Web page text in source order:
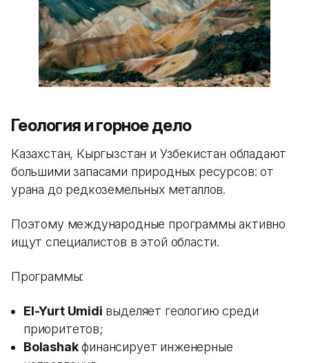
Геология и горное дело
Казахстан, Кыргызстан и Узбекистан обладают
большими запасами природных ресурсов: от
урана до редкоземельных металлов.
Поэтому международные программы активно
ищут специалистов в этой области.
Программы:
El-Yurt Umidi выделяет геологию среди
приоритетов;
Bolashakфинансирует инженерные